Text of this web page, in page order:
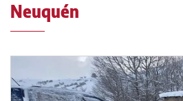
Neuquén